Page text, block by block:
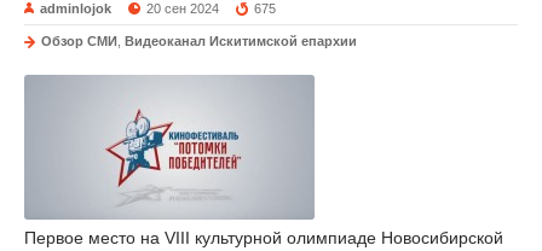
adminlojok 20 сен 2024 675
Обзор СМИ Видеоканал Искитимской епархии
Первое место на VIII культурной олимпиаде Новосибирской